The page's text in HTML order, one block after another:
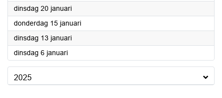
dinsdag 20 januari2026
donderdag 15 januari2026
dinsdag 13 januari2026
dinsdag 6 januari2026
2025